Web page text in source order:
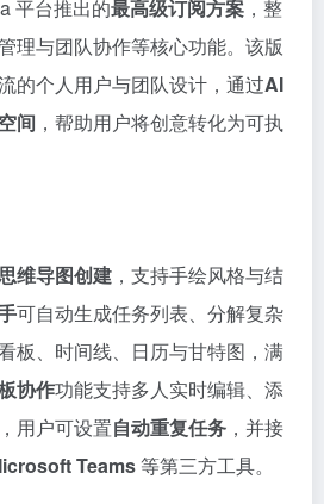
平台推出的最高级订阅方案 ，整
理与团队协作等核心功能。该版
的个人用户与团队设计，通过AI
间 ，帮助用户将创意转化为可执
维导图创建 ，支持手绘风格与结
可自动生成任务列表、分解复杂
板、时间线、日历与甘特图，满
协作功能支持多人实时编辑、添
用户可设置自动重复任务 ，并接
Teams 等第三方工具。